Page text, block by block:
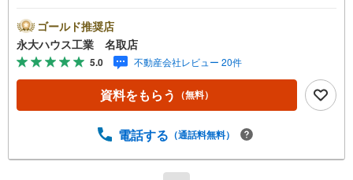
動産知識＞戸建・マンション・土地…と種別を問わず不動
産を取り扱っております。さらに教育施設や商業施設、子
育て環境や行政などの地域情報を総合し、お客様により良
い物件選びをしていただけるよう、しっかりとサポートさ
せていただきます。2.＜経験豊富なスタッフ＞当社では
【購入】【売却】【引っ越し】【リフォーム】など住宅に
ローンや各種税金についても、誠心誠意ご説明させていた
のご家族皆様で、ぜひお越しください。営業時間:10:00～1
ゴールド推奨店
永大ハウス工業 名取店
5.0 不動産会社レビュー 20件
資料をもらう （無料）
電話する （通話料無料）